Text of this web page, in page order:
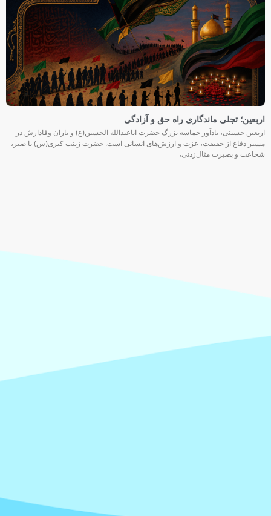
اربعین؛ تجلی ماندگاری راه حق و آزادگی
اربعین حسینی، یادآور حماسه بزرگ حضرت اباعبدالله الحسین(ع) و یاران وفادارش در
مسیر دفاع از حقیقت، عزت و ارزش‌های انسانی است. حضرت زینب کبری(س) با صبر،
شجاعت و بصیرت مثال‌زدنی،